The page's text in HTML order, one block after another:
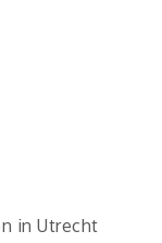
in Utrecht